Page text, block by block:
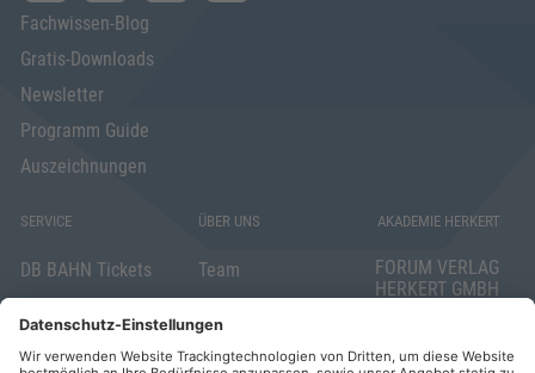
Fachwissen-Blog
Gratis-Downloads
Newsletter
Programm Guide
Auszeichnungen
SERVICE
DB BAHN Tickets
ÜBER UNS
Team
HERKERT
FORUM VERLAG
AKADEMIE HERKERT
FORUM VERLAG
HERKERT GMBH
86504 Merching